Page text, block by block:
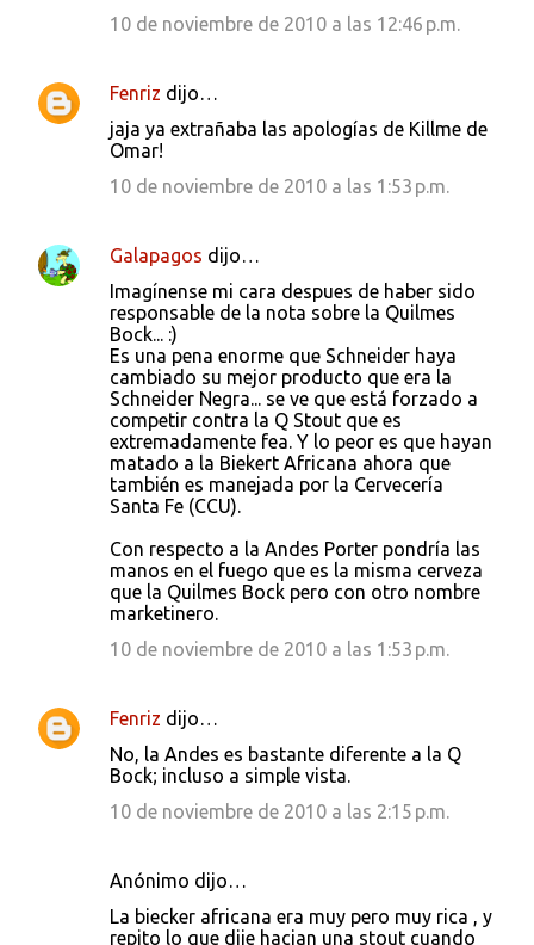
10 de noviembre de 2010 a las 12:46 p.m.
Fenriz dijo…
jaja ya extrañaba las apologías de Killme de
Omar!
10 de noviembre de 2010 a las 1:53 p.m.
Galapagos dijo…
Imagínense mi cara despues de haber sido
responsable de la nota sobre la Quilmes
Bock... :)
Es una pena enorme que Schneider haya
cambiado su mejor producto que era la
Schneider Negra... se ve que está forzado a
competir contra la Q Stout que es
extremadamente fea. Y lo peor es que hayan
matado a la Biekert Africana ahora que
también es manejada por la Cervecería
Santa Fe (CCU).
Con respecto a la Andes Porter pondría las
manos en el fuego que es la misma cerveza
que la Quilmes Bock pero con otro nombre
marketinero.
10 de noviembre de 2010 a las 1:53 p.m.
Fenriz dijo…
No, la Andes es bastante diferente a la Q
Bock; incluso a simple vista.
10 de noviembre de 2010 a las 2:15 p.m.
Anónimo dijo…
La biecker africana era muy pero muy rica , y
repito lo que dije hacian una stout cuando